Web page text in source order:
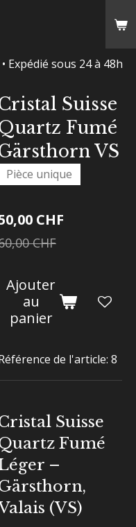
Expédié sous 24 à 48h
Suisse
Fumé
VS
Pièce unique
CHF
CHF
Ajouter
au
panier
de l'article: 8
Suisse
Fumé
–
(VS)